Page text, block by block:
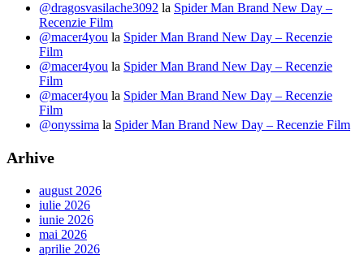
@dragosvasilache3092 la Spider Man Brand New Day –
Recenzie Film
@macer4you la Spider Man Brand New Day – Recenzie
Film
@macer4you la Spider Man Brand New Day – Recenzie
Film
@macer4you la Spider Man Brand New Day – Recenzie
Film
@onyssima la Spider Man Brand New Day – Recenzie Film
Arhive
august 2026
iulie 2026
iunie 2026
mai 2026
aprilie 2026